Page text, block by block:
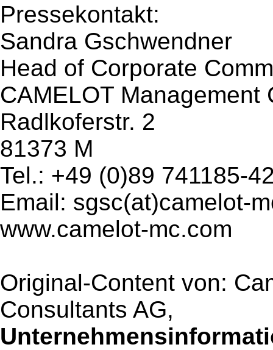
Pressekontakt:
Sandra Gschwendner
Head of Corporate
CAMELOT Management
Radlkoferstr. 2
81373 M
Tel.: +49 (0)89 741185-
Email: sgsc(at)camelot-
www.camelot-mc.com
Original-Content von:
Consultants AG,